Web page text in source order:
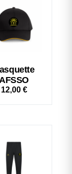
12,00 €